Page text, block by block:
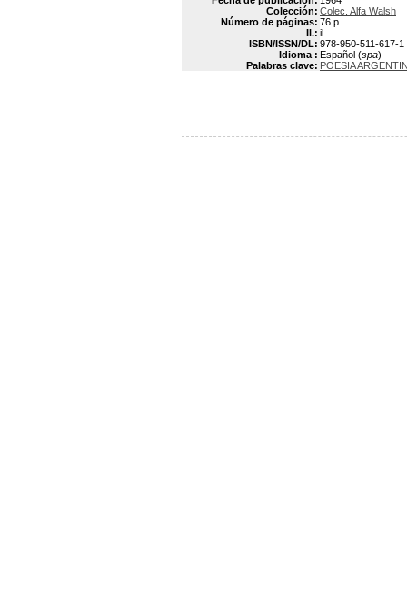
Colección: Colec. Alfa Walsh
Número de páginas: 76 p.
Il.: il
ISBN/ISSN/DL: 978-950-511-617-1
Idioma : Español (spa)
Palabras clave: POESIA